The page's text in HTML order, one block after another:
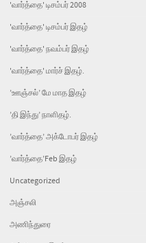
'வார்த்தை' டிசம்பர் 2008
'வார்த்தை' டிசம்பர் இதழ்
'வார்த்தை' நவம்பர் இதழ்
'வார்த்தை' மார்ச் இதழ்.
’ஊஞ்சல்’ மே மாத இதழ்
’தி இந்து’ நாளிதழ்.
’வார்த்தை’ அக்டோபர் இதழ்
’வார்த்தை’Feb இதழ்
Uncategorized
அஞ்சலி
அணிந்துரை